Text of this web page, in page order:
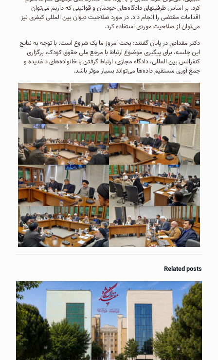
کرد. بر اساس ظرفیتهای دادگاه‌های خودمان و قوانینی که داریم می‌توان
اقدامات مقتضی را انجام داد. در مورد صلاحیت دیوان بین المللی کیفری نیز
می‌توان از صلاحیت موردی استفاده کرد.
دکتر مقدادی در پایان گفتند: بحث امروز ما یک شروع است. با توجه به نتایج
این جلسه، برای پیگیری موضوع ارتباط با مرجع ملی حقوق کودک، برگزاری
کنفرانس بین المللی، دادگاه مجازی، ارتباط گرفتن با خانواده‌های داغدیده و
جمع آوری مستقیم داده‌ها می‌تواند بسیار موثر باشد.
Related posts